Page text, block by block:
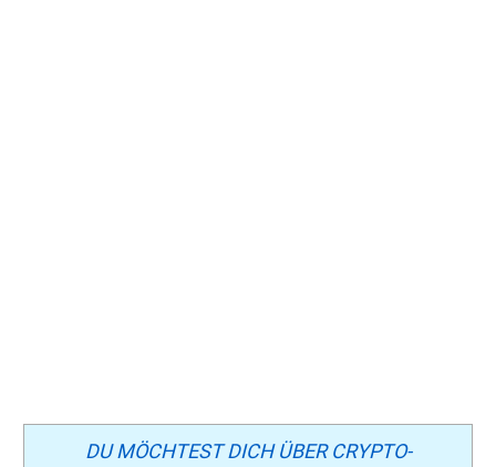
DU MÖCHTEST DICH ÜBER CRYPTO-